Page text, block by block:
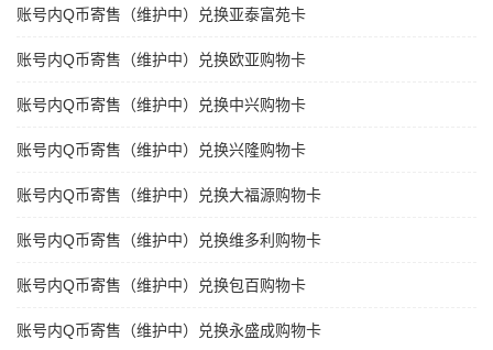
账号内Q币寄售（维护中）兑换亚泰富苑卡
账号内Q币寄售（维护中）兑换欧亚购物卡
账号内Q币寄售（维护中）兑换中兴购物卡
账号内Q币寄售（维护中）兑换兴隆购物卡
账号内Q币寄售（维护中）兑换大福源购物卡
账号内Q币寄售（维护中）兑换维多利购物卡
账号内Q币寄售（维护中）兑换包百购物卡
账号内Q币寄售（维护中）兑换永盛成购物卡